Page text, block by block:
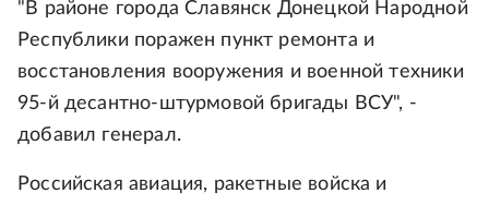
"В районе города Славянск Донецкой Народной
Республики поражен пункт ремонта и
восстановления вооружения и военной техники
95-й десантно-штурмовой бригады ВСУ", -
добавил генерал.
Российская авиация, ракетные войска и